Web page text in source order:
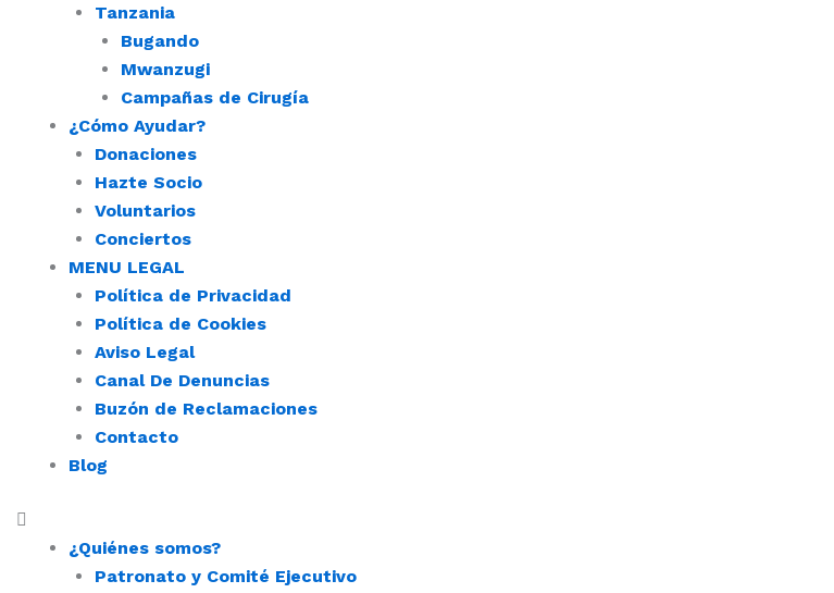
Tanzania
Bugando
Mwanzugi
Campañas de Cirugía
¿Cómo Ayudar?
Donaciones
Hazte Socio
Voluntarios
Conciertos
MENU LEGAL
Política de Privacidad
Política de Cookies
Aviso Legal
Canal De Denuncias
Buzón de Reclamaciones
Contacto
Blog
¿Quiénes somos?
Patronato y Comité Ejecutivo